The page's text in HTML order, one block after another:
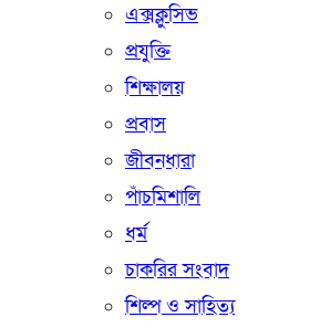
এক্সক্লুসিভ
প্রযুক্তি
শিক্ষালয়
প্রবাস
জীবনধারা
পাঁচমিশালি
ধর্ম
চাকরির সংবাদ
শিল্প ও সাহিত্য